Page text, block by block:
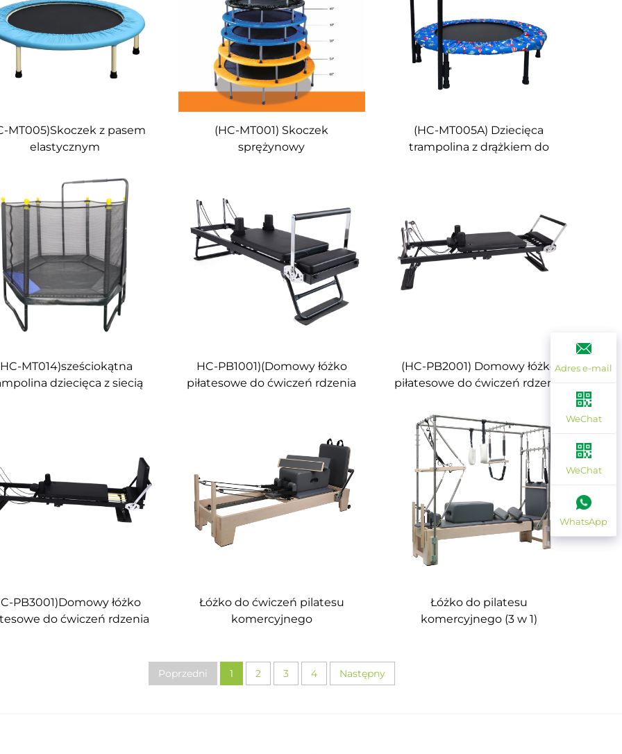
MT005)Skoczek z pasem
elastycznym
(HC-MT001) Skoczek
sprężynowy
(HC-MT005A) Dziecięca
trampolina z drążkiem do
MT014)sześciokątna
dziecięca z siecią
HC-PB1001)(Domowy łóżko
piłatesowe do ćwiczeń rdzenia
(HC-PB2001) Domowy łóżko
piłatesowe do ćwiczeń rdzenia
PB3001)Domowy łóżko
do ćwiczeń rdzenia
Łóżko do ćwiczeń pilatesu
komercyjnego
Łóżko do pilatesu
komercyjnego (3 w 1)
Poprzedni 1 2 3 4 Następny
Adres e-mail
WeChat
WeChat
WhatsApp